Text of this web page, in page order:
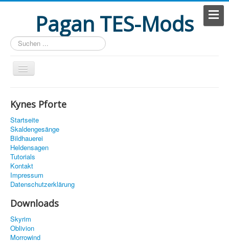
Pagan TES-Mods
Suchen
...
Forum
Suche
Mitglieder
Team
Kynes Pforte
Startseite
Skaldengesänge
Bildhauerei
Heldensagen
Tutorials
Kontakt
Impressum
Datenschutzerklärung
Downloads
Skyrim
Oblivion
Morrowind